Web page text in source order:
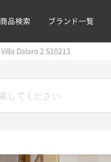
商品検索 ブランド一覧
Villa Dalaro 2 S10213